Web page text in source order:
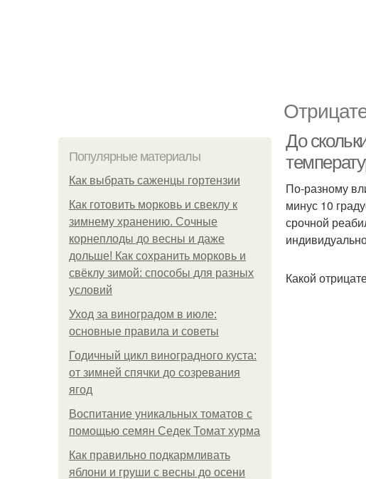
Популярные материалы
Как выбрать саженцы гортензии
Как готовить морковь и свеклу к
зимнему хранению. Сочные
корнеплоды до весны и даже
дольше! Как сохранить морковь и
свёклу зимой: способы для разных
условий
Уход за виноградом в июле:
основные правила и советы
Годичный цикл виноградного куста:
от зимней спячки до созревания
ягод
Воспитание уникальных томатов с
помощью семян Седек Томат хурма
Как правильно подкармливать
яблони и груши с весны до осени
До
По-разному
минус 10
срочной
Какой